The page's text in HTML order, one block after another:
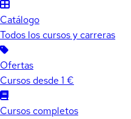
Catálogo
Todos los cursos y carreras
Ofertas
Cursos desde 1 €
Cursos completos